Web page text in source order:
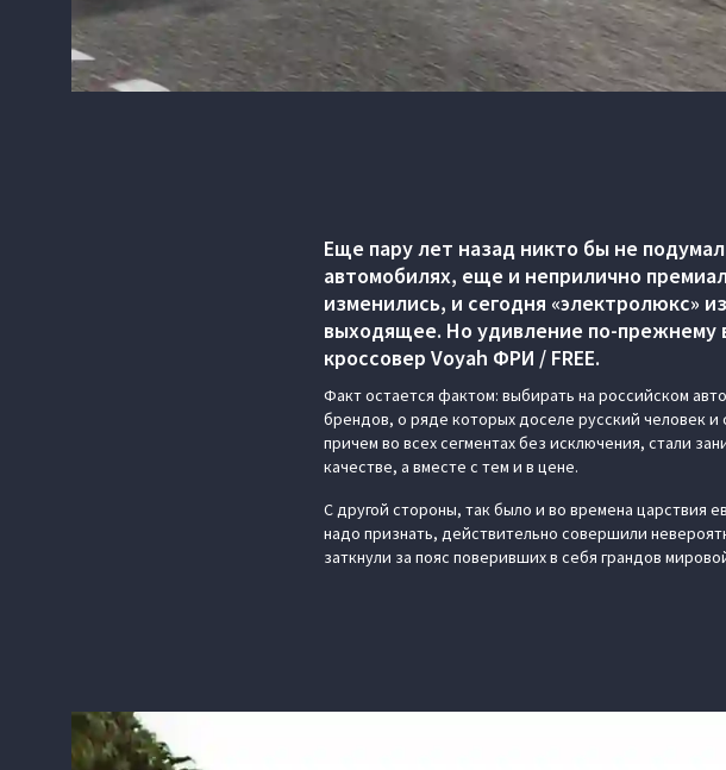
Еще пару лет назад никто бы не
автомобилях, еще и неприлично
изменились, и сегодня «электролюкс»
выходящее. Но удивление по-
кроссовер Voyah ФРИ / FREE.
Факт остается фактом: выбирать на российском
брендов, о ряде которых доселе русский человек и
причем во всех сегментах без исключения, стали
качестве, а вместе с тем и в цене.
С другой стороны, так было и во времена царствия
надо признать, действительно совершили
заткнули за пояс поверивших в себя грандов